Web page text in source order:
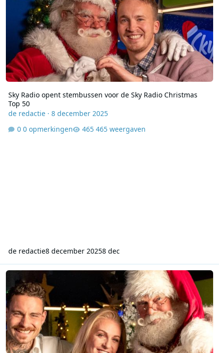
Sky Radio opent stembussen voor de Sky Radio Christmas
Top 50
de redactie· 8 december 2025
0 opmerkingen
465 weergaven
de redactie8 december 20258 dec
Douwe Bob en Miss Montreal openen The Christmas Station